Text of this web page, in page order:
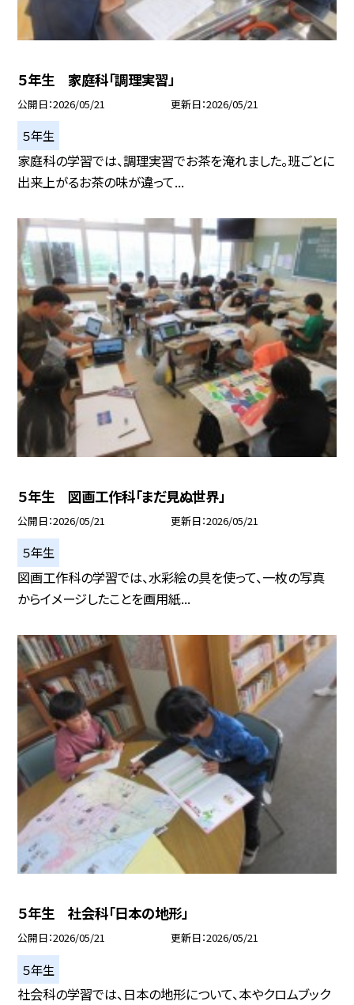
５年生 家庭科「調理実習」
公開日 2026/05/21 更新日 2026/05/21
５年生
家庭科の学習では、調理実習でお茶を淹れました。班ごとに
出来上がるお茶の味が違って...
５年生 図画工作科「まだ見ぬ世界」
公開日 2026/05/21 更新日 2026/05/21
５年生
図画工作科の学習では、水彩絵の具を使って、一枚の写真
からイメージしたことを画用紙...
５年生 社会科「日本の地形」
公開日 2026/05/21 更新日 2026/05/21
５年生
社会科の学習では、日本の地形について、本やクロムブック